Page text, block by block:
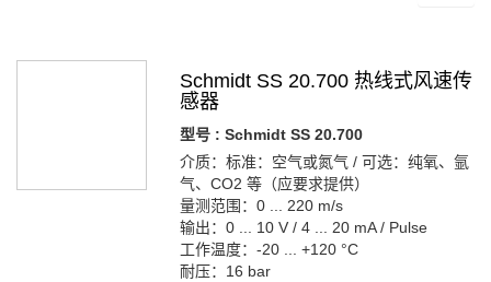
Schmidt SS 20.700 热线式风速传
感器
型号 : Schmidt SS 20.700
介质：标准：空气或氮气 / 可选：纯氧、氩
气、CO2 等（应要求提供）
量测范围：0 ... 220 m/s
输出：0 ... 10 V / 4 ... 20 mA / Pulse
工作温度：-20 ... +120 °C
耐压：16 bar